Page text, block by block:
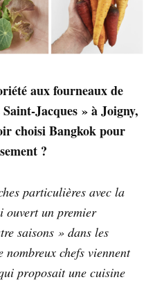
aux fourneaux de
Jacques » à Joigny,
choisi Bangkok pour
?
particulières avec la
ouvert un premier
saisons » dans les
nombreux chefs viennent
proposait une cuisine